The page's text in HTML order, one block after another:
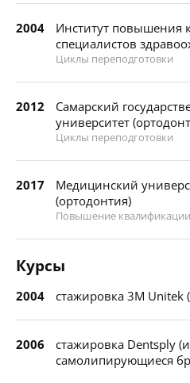
2004
Институт повышения
специалистов
Циклы переподготовки
2012
Самарский
университет
Циклы переподготовки
2017
Медицинский
(ортодонтия)
Повышение квалификации
Курсы
2004 стажировка 3M Unitek
2006
стажировка Dentsply
самолипирующиеся